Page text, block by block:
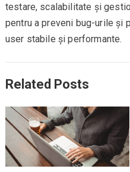
testare, scalabilitate și
pentru a preveni bug-urile și
user stabile și performante.
Related Posts